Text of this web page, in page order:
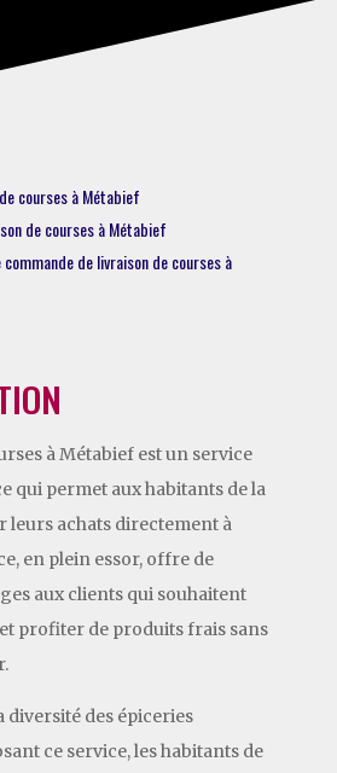
courses à Métabief
de courses à Métabief
de livraison de courses à
à Métabief est un service
qui permet aux habitants de la
leurs achats directement à
en plein essor, offre de
aux clients qui souhaitent
profiter de produits frais sans
diversité des épiceries
ce service, les habitants de